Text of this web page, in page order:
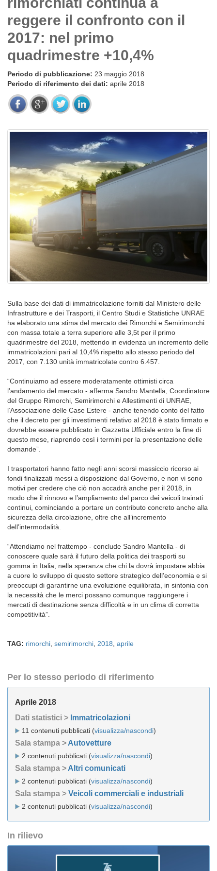
reggere il confronto con il
2017: nel primo
quadrimestre +10,4%
Periodo di pubblicazione: 23 maggio 2018
Periodo di riferimento dei dati: aprile 2018
Sulla base dei dati di immatricolazione forniti dal Ministero delle
Infrastrutture e dei Trasporti, il Centro Studi e Statistiche UNRAE
ha elaborato una stima del mercato dei Rimorchi e Semirimorchi
con massa totale a terra superiore alle 3,5t per il primo
quadrimestre del 2018, mettendo in evidenza un incremento delle
immatricolazioni pari al 10,4% rispetto allo stesso periodo del
2017, con 7.130 unità immatricolate contro 6.457.
“Continuiamo ad essere moderatamente ottimisti circa
l’andamento del mercato - afferma Sandro Mantella, Coordinatore
del Gruppo Rimorchi, Semirimorchi e Allestimenti di UNRAE,
l’Associazione delle Case Estere - anche tenendo conto del fatto
che il decreto per gli investimenti relativo al 2018 è stato firmato e
dovrebbe essere pubblicato in Gazzetta Ufficiale entro la fine di
questo mese, riaprendo così i termini per la presentazione delle
domande”.
I trasportatori hanno fatto negli anni scorsi massiccio ricorso ai
fondi finalizzati messi a disposizione dal Governo, e non vi sono
motivi per credere che ciò non accadrà anche per il 2018, in
modo che il rinnovo e l’ampliamento del parco dei veicoli trainati
continui, cominciando a portare un contributo concreto anche alla
sicurezza della circolazione, oltre che all’incremento
dell’intermodalità.
“Attendiamo nel frattempo - conclude Sandro Mantella - di
conoscere quale sarà il futuro della politica dei trasporti su
gomma in Italia, nella speranza che chi la dovrà impostare abbia
a cuore lo sviluppo di questo settore strategico dell’economia e si
preoccupi di garantirne una evoluzione equilibrata, in sintonia con
la necessità che le merci possano comunque raggiungere i
mercati di destinazione senza difficoltà e in un clima di corretta
competitività”.
TAG: rimorchi semirimorchi 2018 aprile
Per lo stesso periodo di riferimento
Aprile 2018
Dati statistici > Immatricolazioni
11 contenuti pubblicati (visualizza/nascondi)
Sala stampa > Autovetture
2 contenuti pubblicati (visualizza/nascondi)
Sala stampa > Altri comunicati
2 contenuti pubblicati (visualizza/nascondi)
Sala stampa > Veicoli commerciali e industriali
2 contenuti pubblicati (visualizza/nascondi)
In rilievo